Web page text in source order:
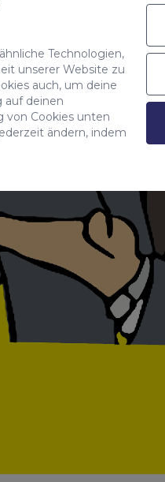
Technologien,
unserer Website zu
auch, um deine
auf deinen
von Cookies unten
ändern, indem